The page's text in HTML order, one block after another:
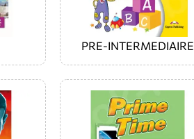
PRE-INTERMEDIAIRE